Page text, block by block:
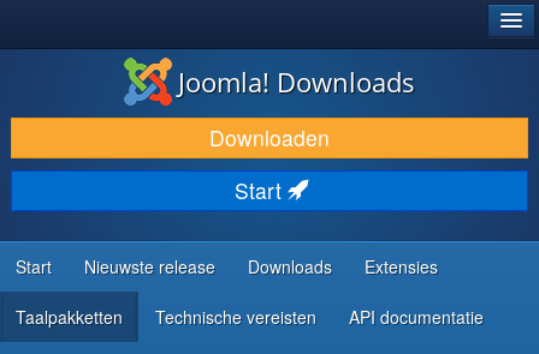
DOWNLOAD & BREID UIT
ONTDEK & LEER
COMMUNITY & ONDERSTEUNING
ONTWIKKELAARSBRONNEN
Joomla! Downloads
Downloaden
Start
Start Nieuwste release Downloads Extensies
Taalpakketten Technische vereisten API documentatie